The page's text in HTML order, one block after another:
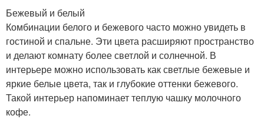
Бежевый и белый
Комбинации белого и бежевого часто можно увидеть в
гостиной и спальне. Эти цвета расширяют пространство
и делают комнату более светлой и солнечной. В
интерьере можно использовать как светлые бежевые и
яркие белые цвета, так и глубокие оттенки бежевого.
Такой интерьер напоминает теплую чашку молочного
кофе.